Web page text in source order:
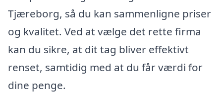
Tjæreborg, så du kan sammenligne priser
og kvalitet. Ved at vælge det rette firma
kan du sikre, at dit tag bliver effektivt
renset, samtidig med at du får værdi for
dine penge.